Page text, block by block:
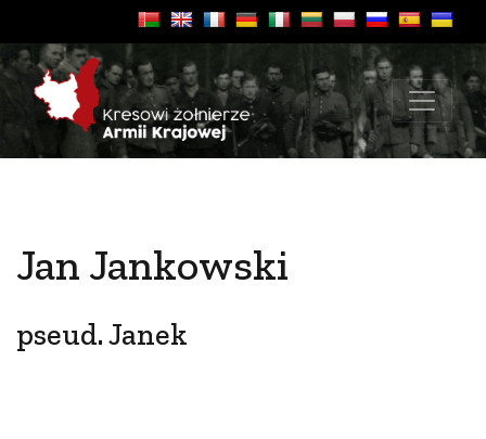
Jan Jankowski
pseud. Janek